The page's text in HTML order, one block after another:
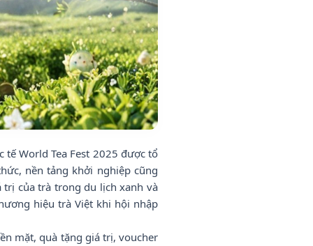
tế World Tea Fest 2025 được tổ
nền tảng khởi nghiệp cũng
của trà trong du lịch xanh và
hiệu trà Việt khi hội nhập
mặt, quà tặng giá trị, voucher